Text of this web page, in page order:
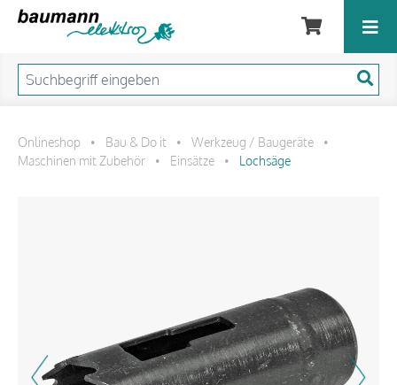
Onlineshop • Bau & Do it • Werkzeug / Baugeräte
•
Maschinen mit Zubehör
• Einsätze • Lochsäge